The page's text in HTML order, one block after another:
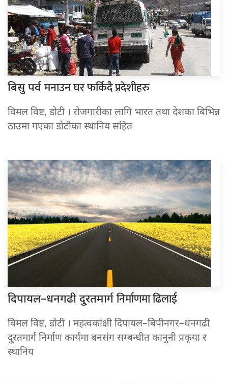
बिसु पर्वमनाउन घर फर्किदै प्रदेशीहरु
विमल विष्ट, डोटी । रोजगारीका लागि भारत तथा देशका बिभिन्न
ठाउमा गएका डोटीका स्थानिय सहित
दिपायल–धनगढी दु्रतमार्गनिर्माणमा ढिलाई
विमल विष्ट, डोटी । महत्वकांक्षी दिपायल–बिपीनगर–धनगढी
दु्रतमार्ग निर्माण कार्यमा बनसंग सम्बन्धीत कानुनी प्रकृया र
स्थानिय